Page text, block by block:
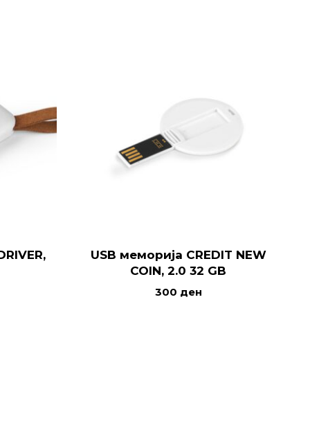
USB меморија CREDIT NEW
COIN, 2.0 32 GB
300 ден